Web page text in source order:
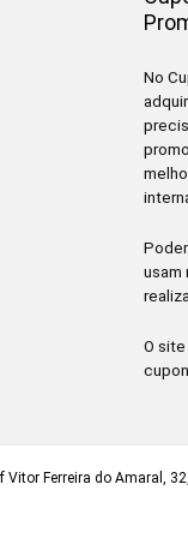
No
usam
O
Ferreira do Amaral,